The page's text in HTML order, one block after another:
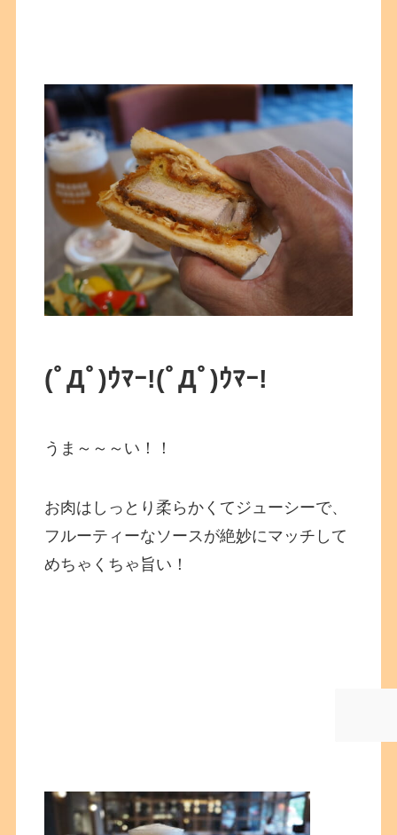
(ﾟДﾟ)ｳﾏｰ!(ﾟДﾟ)ｳﾏｰ!
うま～～～い！！
お肉はしっとり柔らかくてジューシーで、
フルーティーなソースが絶妙にマッチして
めちゃくちゃ旨い！